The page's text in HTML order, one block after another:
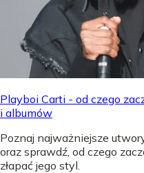
Playboi Carti - od czego
i albumów
Poznaj najważniejsze
oraz sprawdź, od czego
złapać jego styl.